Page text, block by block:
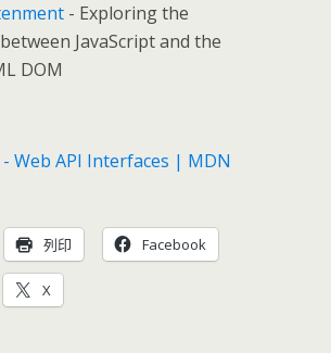
- Exploring the
JavaScript and the
DOM
Web API Interfaces | MDN
列印 Facebook
X